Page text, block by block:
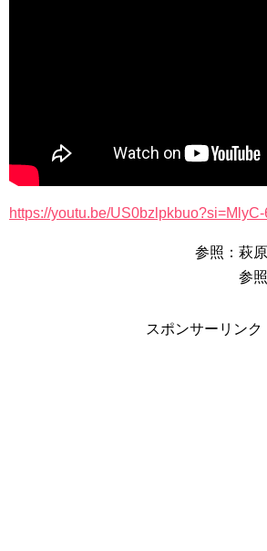
https://youtu.be/
参照：萩
参
スポンサーリンク